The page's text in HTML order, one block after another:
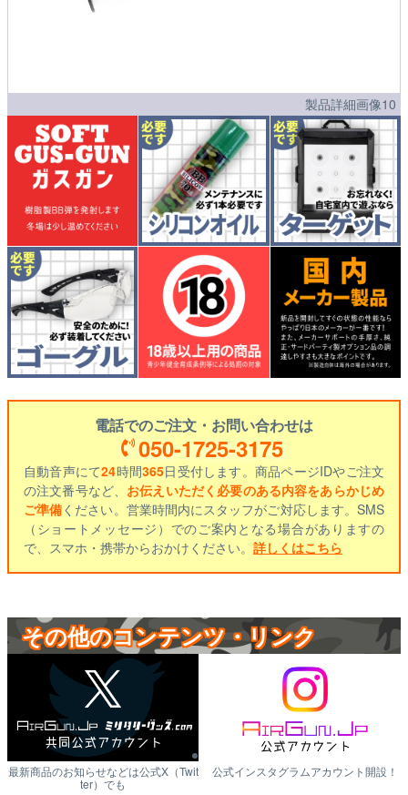
製品詳細画像10
電話でのご注文・お問い合わせは
050-1725-3175
自動音声にて24時間365日受付します。商品ページIDやご注文
の注文番号など、 お伝えいただく必要のある内容をあらかじめ
ご準備ください。営業時間内にスタッフがご対応します。SMS
（ショートメッセージ）でのご案内となる場合がありますの
で、スマホ・携帯からおかけください。 詳しくはこちら
その他のコンテンツ・リンク
最新商品のお知らせなどは公式X（Twit
ter）でも
公式インスタグラムアカウント開設！